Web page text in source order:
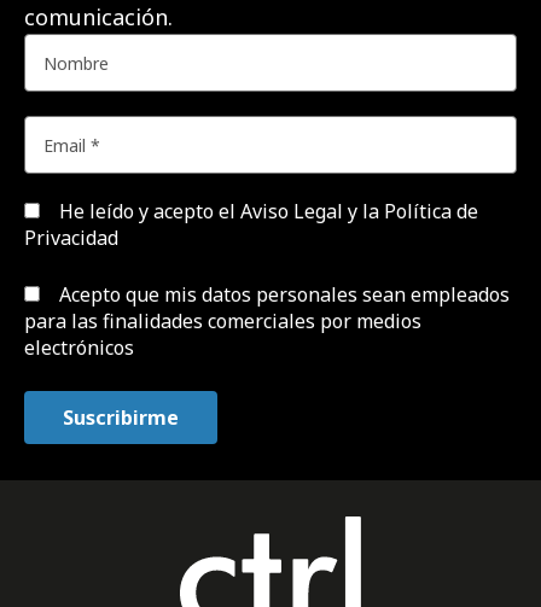
comunicación.
He leído y acepto el Aviso Legal y la Política de
Privacidad
Acepto que mis datos personales sean empleados
para las finalidades comerciales por medios
electrónicos